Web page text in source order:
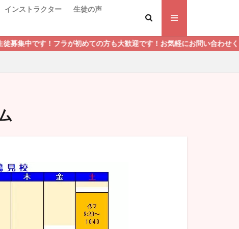
インストラクター
生徒の声
ラが初めての方も大歓迎です！お気軽にお問い合わせください！